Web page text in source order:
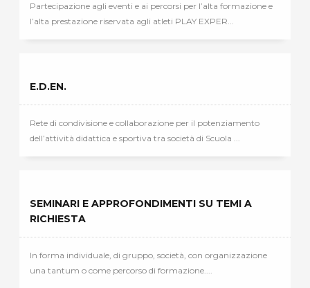
Partecipazione agli eventi e ai percorsi per l’alta formazione e
l’alta prestazione riservata agli atleti PLAY EXPER...
E.D.EN.
Rete di condivisione e collaborazione per il potenziamento
dell’attività didattica e sportiva tra società di Scuola ...
SEMINARI E APPROFONDIMENTI SU TEMI A
RICHIESTA
In forma individuale, di gruppo, società, con organizzazione
una tantum o come percorso di formazione....